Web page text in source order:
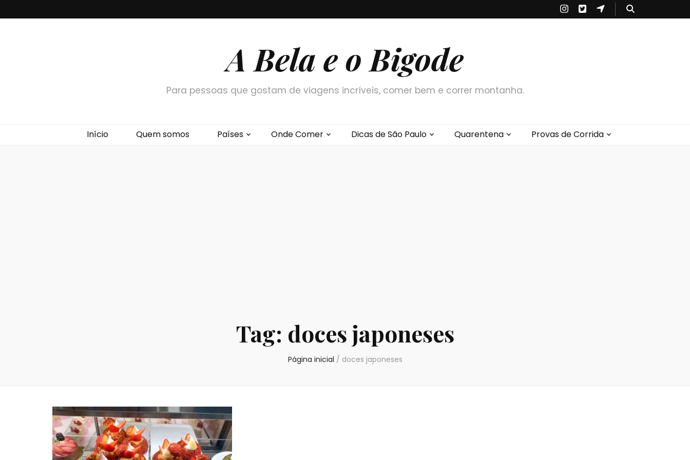
A Bela e o Bigode
Para pessoas que gostam de viagens incríveis, comer bem e correr montanha.
Início Quem somos Países Onde Comer Dicas de São Paulo Quarentena Provas de Corrida
Tag: doces japoneses
Página inicial / doces japoneses